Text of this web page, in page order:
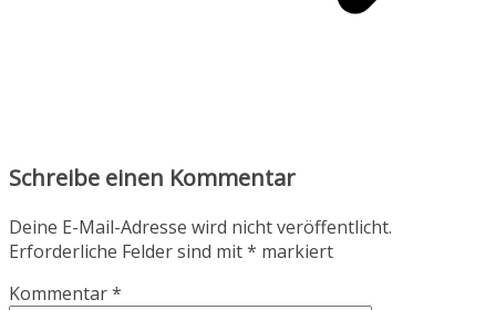
Schreibe einen Kommentar
Deine E-Mail-Adresse wird nicht veröffentlicht.
Erforderliche Felder sind mit* markiert
Kommentar*